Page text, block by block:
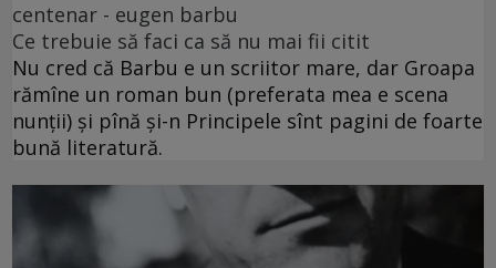
centenar - eugen barbu
Ce trebuie să faci ca să nu mai fii citit
Nu cred că Barbu e un scriitor mare, dar Groapa
rămîne un roman bun (preferata mea e scena
nunții) și pînă și-n Principele sînt pagini de foarte
bună literatură.